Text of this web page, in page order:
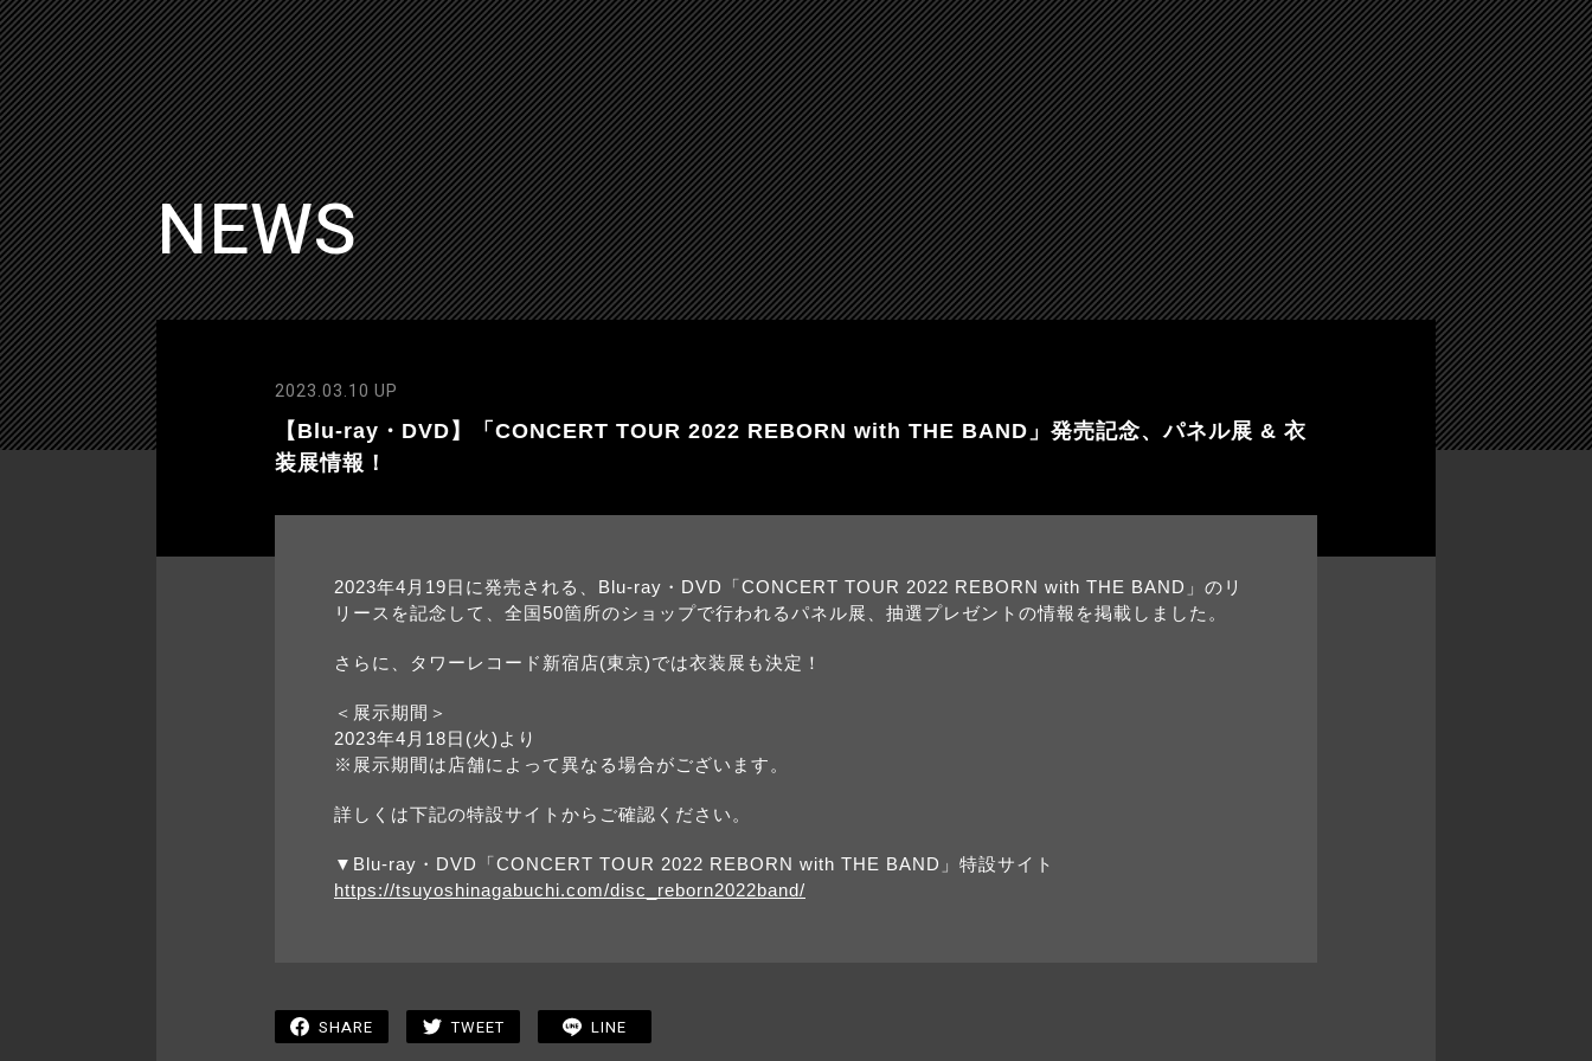
NEWS
2023.03.10 UP
【Blu-ray・DVD】「CONCERT TOUR 2022 REBORN with THE BAND」発売記念、パネル展 & 衣
装展情報！
2023年4月19日に発売される、Blu-ray・DVD「CONCERT TOUR 2022 REBORN with THE BAND」のリ
リースを記念して、全国50箇所のショップで行われるパネル展、抽選プレゼントの情報を掲載しました。
さらに、タワーレコード新宿店(東京)では衣装展も決定！
＜展示期間＞
2023年4月18日(火)より
※展示期間は店舗によって異なる場合がございます。
詳しくは下記の特設サイトからご確認ください。
▼Blu-ray・DVD「CONCERT TOUR 2022 REBORN with THE BAND」特設サイト
https://tsuyoshinagabuchi.com/disc_reborn2022band/
SHARE TWEET LINE